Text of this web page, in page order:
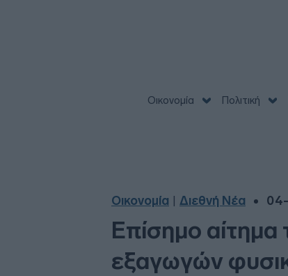
Οικονομία Πολιτική
Οικονομία Διεθνή Νέα
Επίσημο
εξαγωγών